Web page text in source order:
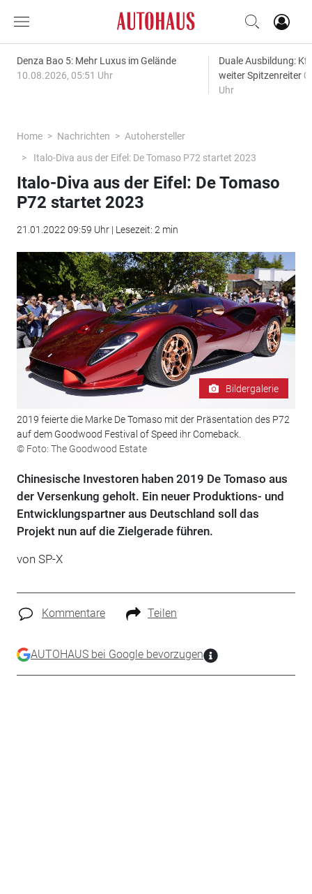
Denza Bao 5: Mehr Luxus im Gelände
10.08.2026, 05:51 Uhr
Duale Ausbildung:
weiter Spitzenreiter
Uhr
Home Nachrichten
Autohersteller
Italo-Diva aus der Eifel: De Tomaso P72 startet 2023
Italo-Diva aus der Eifel: De Tomaso
P72 startet 2023
21.01.2022 09:59 Uhr | Lesezeit: 2 min
Bildergalerie
2019 feierte die Marke De Tomaso mit der Präsentation des P72
auf dem Goodwood Festival of Speed ihr Comeback.
© Foto: The Goodwood Estate
Chinesische Investoren haben 2019 De Tomaso aus
der Versenkung geholt. Ein neuer Produktions- und
Entwicklungspartner aus Deutschland soll das
Projekt nun auf die Zielgerade führen.
von SP-X
Kommentare Teilen
AUTOHAUS bei Google bevorzugen